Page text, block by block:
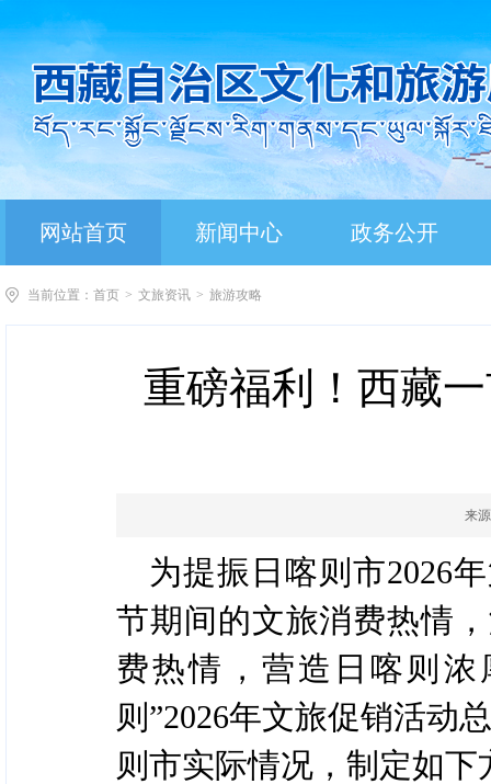
网站首页 新闻中心 政务公开
当前位置： 首页 > 文旅资讯 > 旅游攻略
重磅福利！西藏
来
为提振日喀则市2026
节期间的文旅消费热情
费热情，营造日喀则
则”2026年文旅促销活动
则市实际情况，制定如下